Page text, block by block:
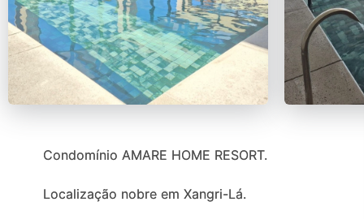
Condomínio AMARE HOME RESORT.
Localização nobre em Xangri-Lá.